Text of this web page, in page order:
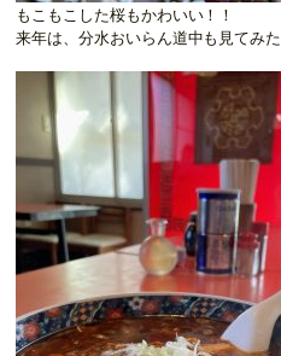
もこもこした桜もかわいい！！
来年は、分水おいらん道中も見てみた